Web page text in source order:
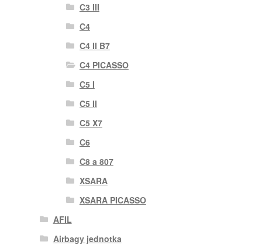
C3 III
C4
C4 II B7
C4 PICASSO
C5 I
C5 II
C5 X7
C6
C8 a 807
XSARA
XSARA PICASSO
AFIL
Airbagy jednotka